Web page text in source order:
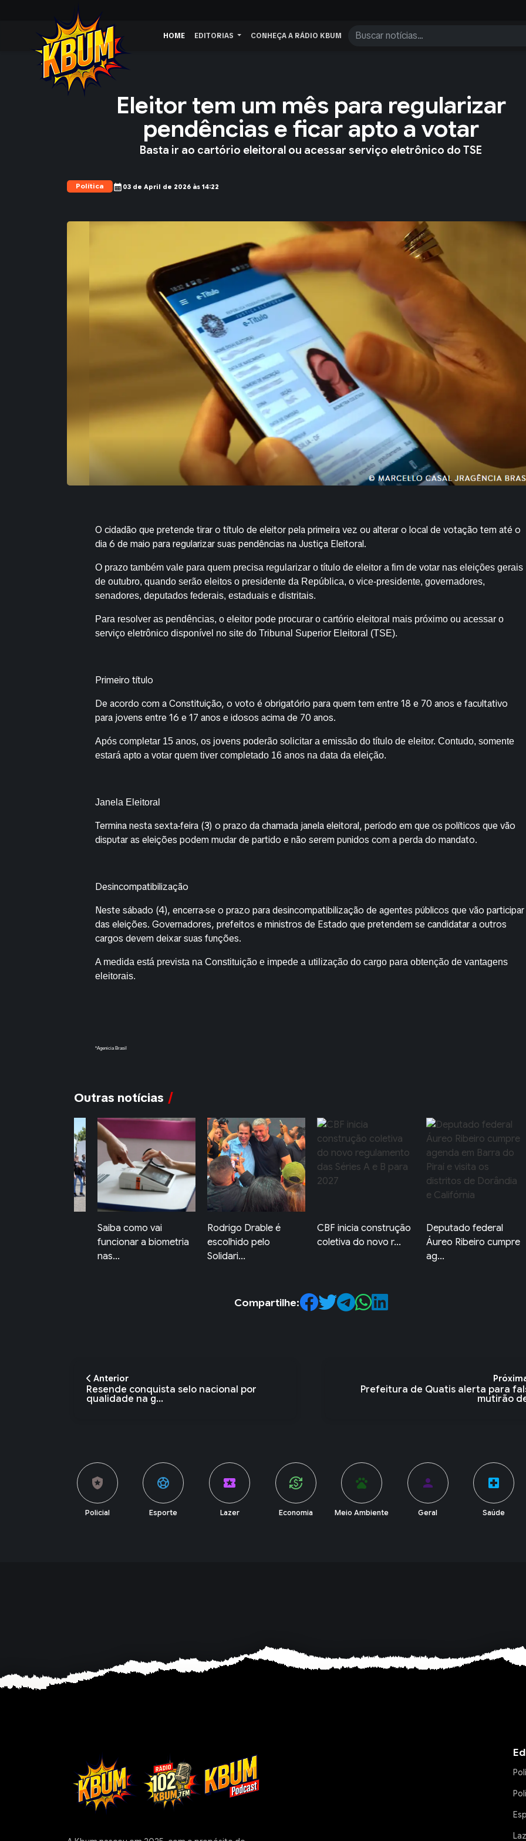
HOME EDITORIAS CONHEÇA A RÁDIO KBUM
Eleitor tem um mês para regularizar
pendências e ficar apto a votar
Basta ir ao cartório eleitoral ou acessar serviço eletrônico do TSE
Política calendar_month 03 de April de 2026 às 14:22
O cidadão que pretende tirar o título de eleitor pela primeira vez ou alterar o local de votação tem até o
dia 6 de maio para regularizar suas pendências na Justiça Eleitoral.
O prazo também vale para quem precisa regularizar o título de eleitor a fim de votar nas eleições gerais
de outubro, quando serão eleitos o presidente da República, o vice-presidente, governadores,
senadores, deputados federais, estaduais e distritais.
Para resolver as pendências, o eleitor pode procurar o cartório eleitoral mais próximo ou acessar o
serviço eletrônico disponível no site do Tribunal Superior Eleitoral (TSE).
Primeiro título
De acordo com a Constituição, o voto é obrigatório para quem tem entre 18 e 70 anos e facultativo
para jovens entre 16 e 17 anos e idosos acima de 70 anos.
Após completar 15 anos, os jovens poderão solicitar a emissão do título de eleitor. Contudo, somente
estará apto a votar quem tiver completado 16 anos na data da eleição.
Janela Eleitoral
Termina nesta sexta-feira (3) o prazo da chamada janela eleitoral, período em que os políticos que vão
disputar as eleições podem mudar de partido e não serem punidos com a perda do mandato.
Desincompatibilização
Neste sábado (4), encerra-se o prazo para desincompatibilização de agentes públicos que vão participar
das eleições. Governadores, prefeitos e ministros de Estado que pretendem se candidatar a outros
cargos devem deixar suas funções.
A medida está prevista na Constituição e impede a utilização do cargo para obtenção de vantagens
eleitorais.
*Agenicia Brasil
Outras notícias
Rodrigo Drable é
escolhido pelo
Solidari...
CBF inicia construção
coletiva do novo r...
Deputado federal
Áureo Ribeiro cumpre
Acessibilidade nas
Eleições: Pessoas
com...
Compartilhe:
Anterior
Resende conquista selo nacional por
qualidade na g...
Prefeitura de Quatis alerta para
mutirão
sports_soccer
Esporte
local_activity
Lazer
currency_exchange
Economia
pets
Meio Ambiente
person
Geral
local_hospital
Saúde
account_balance
Política